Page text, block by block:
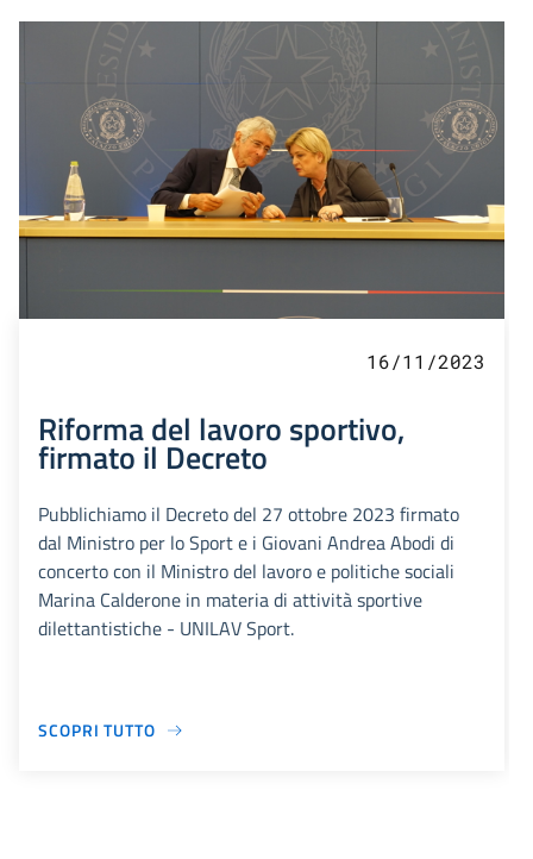
16/11/2023
Riforma del lavoro sportivo,
firmato il Decreto
Pubblichiamo il Decreto del 27 ottobre 2023 firmato
dal Ministro per lo Sport e i Giovani Andrea Abodi di
concerto con il Ministro del lavoro e politiche sociali
Marina Calderone in materia di attività sportive
dilettantistiche - UNILAV Sport.
SCOPRI TUTTO